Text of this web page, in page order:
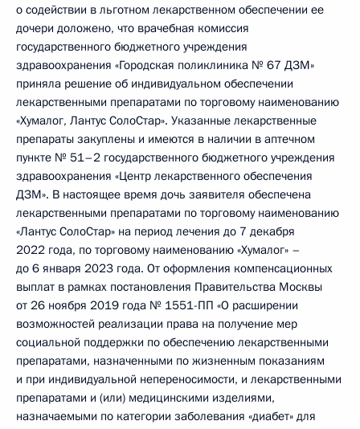
о содействии в льготном лекарственном обеспечении ее
дочери доложено, что врачебная комиссия
государственного бюджетного учреждения
здравоохранения «Городская поликлиника № 67 ДЗМ»
приняла решение об индивидуальном обеспечении
лекарственными препаратами по торговому наименованию
«Хумалог, Лантус СолоСтар». Указанные лекарственные
препараты закуплены и имеются в наличии в аптечном
пункте № 51–2 государственного бюджетного учреждения
здравоохранения «Центр лекарственного обеспечения
ДЗМ». В настоящее время дочь заявителя обеспечена
лекарственными препаратами по торговому наименованию
«Лантус СолоСтар» на период лечения до 7 декабря
2022 года, по торговому наименованию «Хумалог» –
до 6 января 2023 года. От оформления компенсационных
выплат в рамках постановления Правительства Москвы
от 26 ноября 2019 года № 1551-ПП «О расширении
возможностей реализации права на получение мер
социальной поддержки по обеспечению лекарственными
препаратами, назначенными по жизненным показаниям
и при индивидуальной непереносимости, и лекарственными
препаратами и (или) медицинскими изделиями,
назначаемыми по категории заболевания «диабет» для